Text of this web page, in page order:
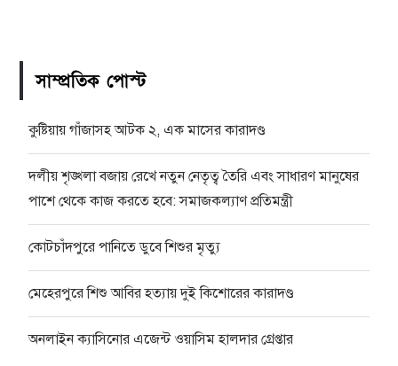
সাম্প্রতিক পোস্ট
কুষ্টিয়ায় গাঁজাসহ আটক ২, এক মাসের কারাদণ্ড
দলীয় শৃঙ্খলা বজায় রেখে নতুন নেতৃত্ব তৈরি এবং সাধারণ মানুষের
পাশে থেকে কাজ করতে হবে: সমাজকল্যাণ প্রতিমন্ত্রী
কোটচাঁদপুরে পানিতে ডুবে শিশুর মৃত্যু
মেহেরপুরে শিশু আবির হত্যায় দুই কিশোরের কারাদণ্ড
অনলাইন ক্যাসিনোর এজেন্ট ওয়াসিম হালদার গ্রেপ্তার